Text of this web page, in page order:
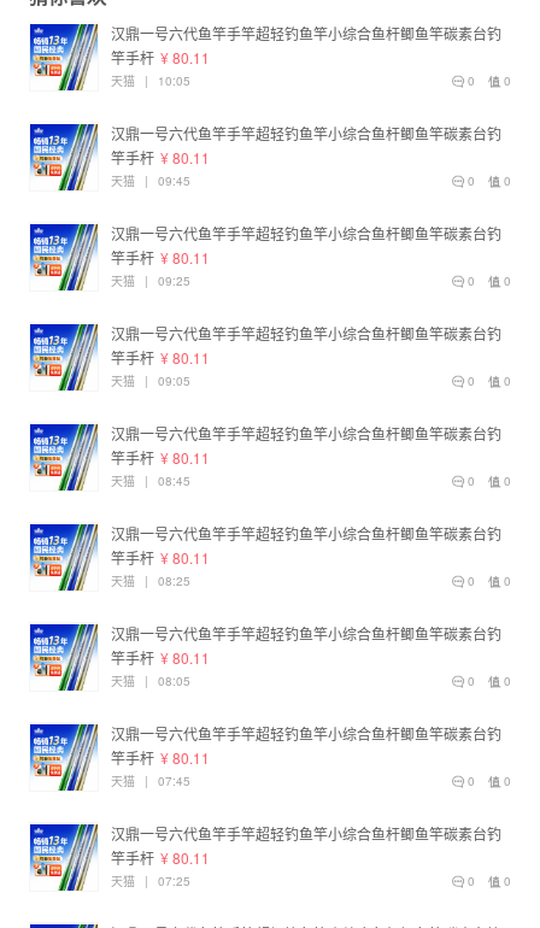
汉鼎一号六代鱼竿手竿超轻钓鱼竿小综合鱼杆鲫鱼竿碳素台钓
竿手杆 ¥ 80.11
0
0
天猫 | 10:05
汉鼎一号六代鱼竿手竿超轻钓鱼竿小综合鱼杆鲫鱼竿碳素台钓
竿手杆 ¥ 80.11
0
0
天猫 | 09:45
汉鼎一号六代鱼竿手竿超轻钓鱼竿小综合鱼杆鲫鱼竿碳素台钓
竿手杆 ¥ 80.11
0
0
天猫 | 09:25
汉鼎一号六代鱼竿手竿超轻钓鱼竿小综合鱼杆鲫鱼竿碳素台钓
竿手杆 ¥ 80.11
0
0
天猫 | 09:05
汉鼎一号六代鱼竿手竿超轻钓鱼竿小综合鱼杆鲫鱼竿碳素台钓
竿手杆 ¥ 80.11
0
0
天猫 | 08:45
汉鼎一号六代鱼竿手竿超轻钓鱼竿小综合鱼杆鲫鱼竿碳素台钓
竿手杆 ¥ 80.11
0
0
天猫 | 08:25
汉鼎一号六代鱼竿手竿超轻钓鱼竿小综合鱼杆鲫鱼竿碳素台钓
竿手杆 ¥ 80.11
0
0
天猫 | 08:05
汉鼎一号六代鱼竿手竿超轻钓鱼竿小综合鱼杆鲫鱼竿碳素台钓
竿手杆 ¥ 80.11
0
0
天猫 | 07:45
汉鼎一号六代鱼竿手竿超轻钓鱼竿小综合鱼杆鲫鱼竿碳素台钓
竿手杆 ¥ 80.11
0
0
天猫 | 07:25